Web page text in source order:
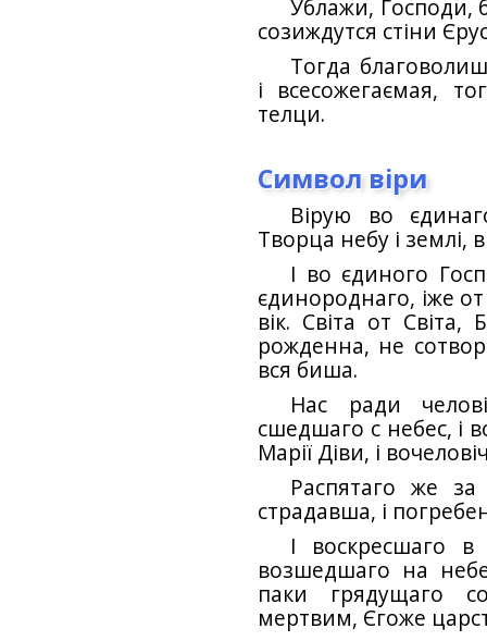
Ублажи, Господи,
созиждутся стіни
Тогда
і всесожегаємая,
телци.
Символ віри
Вірую во
Творца небу і
І во єдиного
єдинороднаго, іже
вік. Світа от Світа,
рожденна, не
вся биша.
Нас ради
сшедшаго с небес, і
Марії Діви, і
Распятаго же за
страдавша, і
І воскресшаго
возшедшаго на
паки грядущаго
мертвим, Єгоже